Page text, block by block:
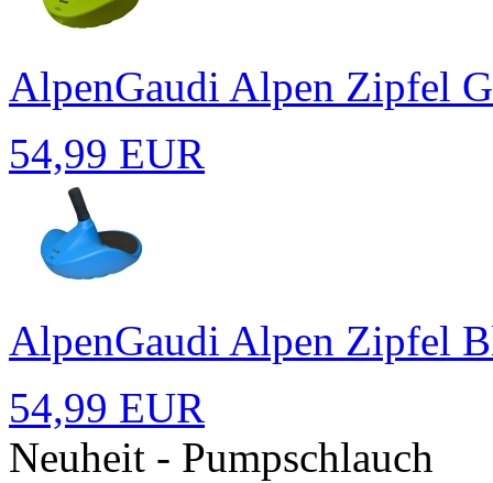
AlpenGaudi Alpen Zipfel
54,99 EUR
AlpenGaudi Alpen Zipfel
54,99 EUR
Neuheit - Pumpschlauch